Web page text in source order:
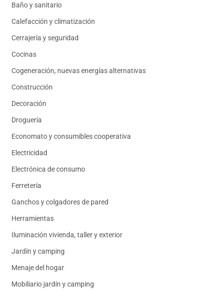
Baño y sanitario
Calefacción y climatización
Cerrajería y seguridad
Cocinas
Cogeneración, nuevas energías alternativas
Construcción
Decoración
Droguería
Economato y consumibles cooperativa
Electricidad
Electrónica de consumo
Ferretería
Ganchos y colgadores de pared
Herramientas
Iluminación vivienda, taller y exterior
Jardín y camping
Menaje del hogar
Mobiliario jardín y camping